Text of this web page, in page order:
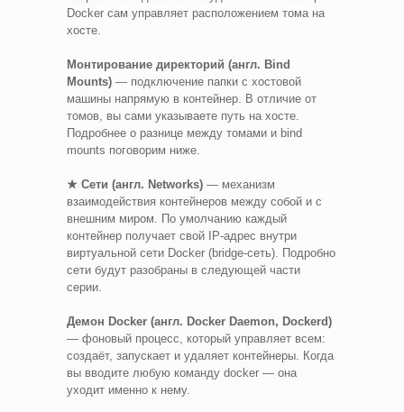
Docker сам управляет расположением тома на
хосте.
Монтирование директорий (англ. Bind
Mounts) — подключение папки с хостовой
машины напрямую в контейнер. В отличие от
томов, вы сами указываете путь на хосте.
Подробнее о разнице между томами и bind
mounts поговорим ниже.
★ Сети (англ. Networks) — механизм
взаимодействия контейнеров между собой и с
внешним миром. По умолчанию каждый
контейнер получает свой IP-адрес внутри
виртуальной сети Docker (bridge-сеть). Подробно
сети будут разобраны в следующей части
серии.
Демон Docker (англ. Docker Daemon, Dockerd)
— фоновый процесс, который управляет всем:
создаёт, запускает и удаляет контейнеры. Когда
вы вводите любую команду docker — она
уходит именно к нему.